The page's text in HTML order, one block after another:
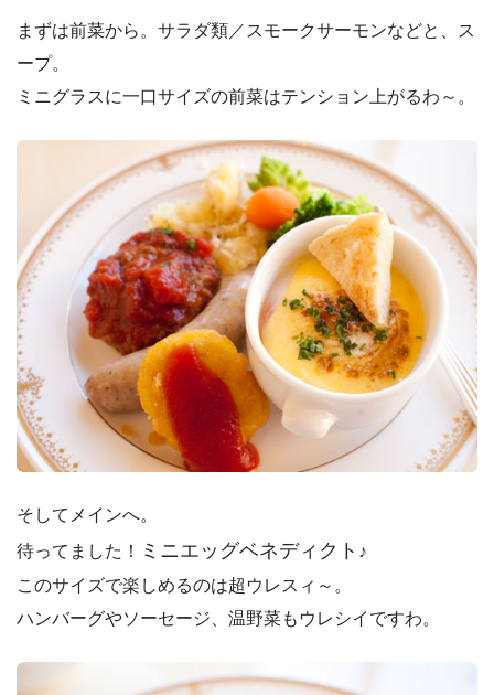
まずは前菜から。サラダ類／スモークサーモンなどと、ス
ープ。
ミニグラスに一口サイズの前菜はテンション上がるわ～。
そしてメインへ。
待ってました！
ミニエッグベネディクト ♪
このサイズで楽しめるのは超ウレスィ～。
ハンバーグやソーセージ、温野菜もウレシイですわ。